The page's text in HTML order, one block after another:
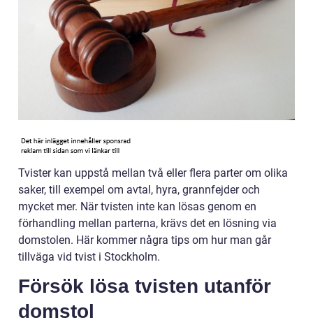
Tvister kan uppstå mellan två eller flera parter om olika
saker, till exempel om avtal, hyra, grannfejder och
mycket mer. När tvisten inte kan lösas genom en
förhandling mellan parterna, krävs det en lösning via
domstolen. Här kommer några tips om hur man går
tillväga vid tvist i Stockholm.
Försök lösa tvisten utanför
domstol